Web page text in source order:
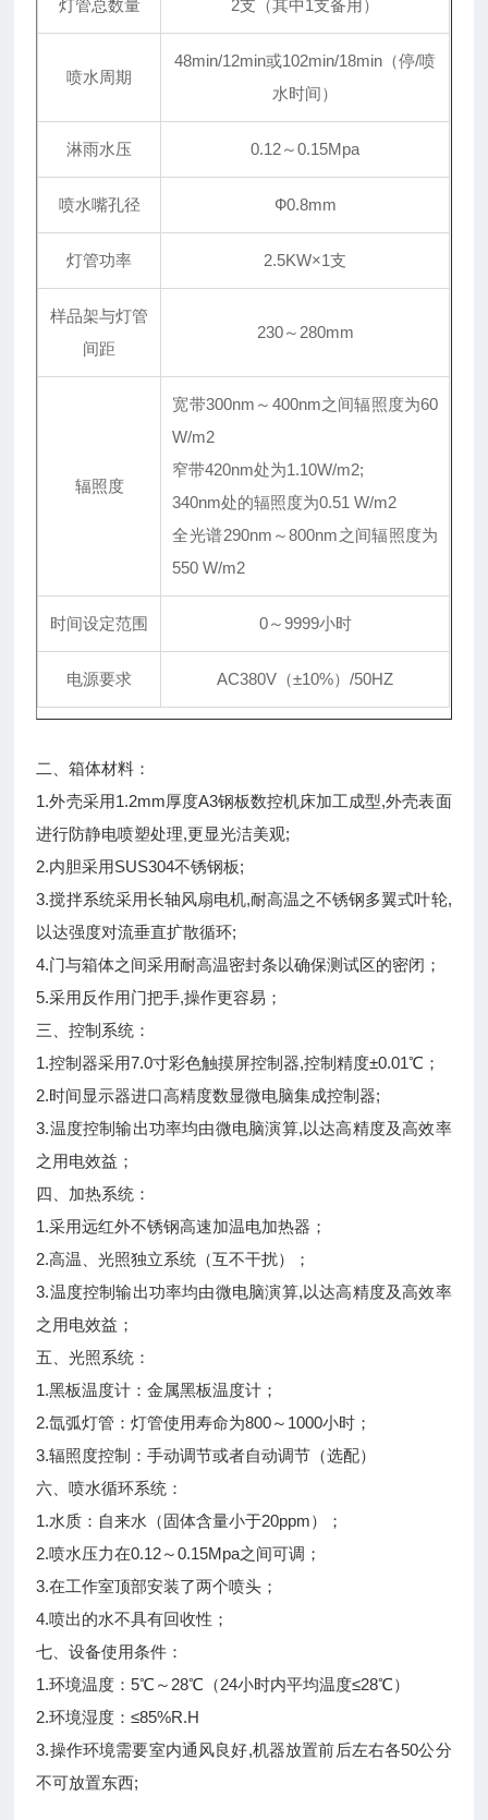
灯管总数量 2支（其中1支备用）
喷水周期
48min/12min或102min/18min（停/喷
水时间）
淋雨水压 0.12～0.15Mpa
喷水嘴孔径 Ф0.8mm
灯管功率 2.5KW×1支
样品架与灯管
间距
230～280mm
辐照度
宽带300nm～400nm之间辐照度为60
W/m2
窄带420nm处为1.10W/m2;
340nm处的辐照度为0.51 W/m2
全光谱290nm～800nm之间辐照度为
550 W/m2
时间设定范围 0～9999小时
电源要求 AC380V（±10%）/50HZ
二、箱体材料：
1.外壳采用1.2mm厚度A3钢板数控机床加工成型,外壳表面
进行防静电喷塑处理,更显光洁美观;
2.内胆采用SUS304不锈钢板;
3.搅拌系统采用长轴风扇电机,耐高温之不锈钢多翼式叶轮,
以达强度对流垂直扩散循环;
4.门与箱体之间采用耐高温密封条以确保测试区的密闭；
5.采用反作用门把手,操作更容易；
三、控制系统：
1.控制器采用7.0寸彩色触摸屏控制器,控制精度±0.01℃；
2.时间显示器进口高精度数显微电脑集成控制器;
3.温度控制输出功率均由微电脑演算,以达高精度及高效率
之用电效益；
四、加热系统：
1.采用远红外不锈钢高速加温电加热器；
2.高温、光照独立系统（互不干扰）；
3.温度控制输出功率均由微电脑演算,以达高精度及高效率
之用电效益；
五、光照系统：
1.黑板温度计：金属黑板温度计；
2.氙弧灯管：灯管使用寿命为800～1000小时；
3.辐照度控制：手动调节或者自动调节（选配）
六、喷水循环系统：
1.水质：自来水（固体含量小于20ppm）；
2.喷水压力在0.12～0.15Mpa之间可调；
3.在工作室顶部安装了两个喷头；
4.喷出的水不具有回收性；
七、设备使用条件：
1.环境温度：5℃～28℃（24小时内平均温度≤28℃）
2.环境湿度：≤85%R.H
3.操作环境需要室内通风良好,机器放置前后左右各50公分
不可放置东西;